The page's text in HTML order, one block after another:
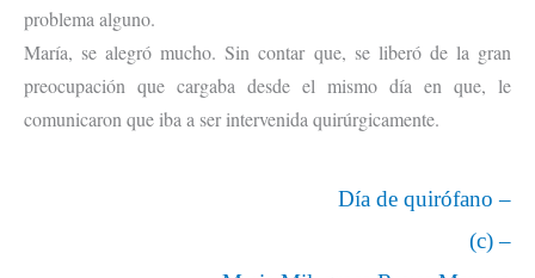
problema alguno.
María, se alegró mucho. Sin contar que, se liberó de la gran
preocupación que cargaba desde el mismo día en que, le
comunicaron que iba a ser intervenida quirúrgicamente.
Día de quirófano –
(c) –